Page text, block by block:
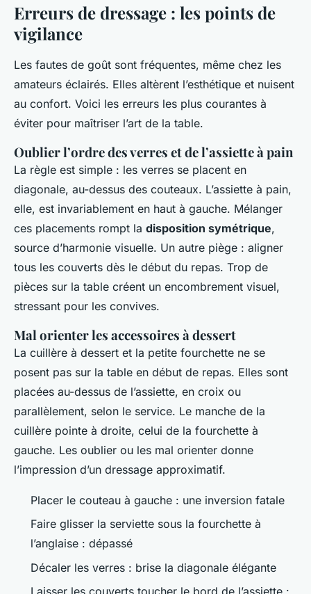
Erreurs de dressage : les points de
vigilance
Les fautes de goût sont fréquentes, même chez les
amateurs éclairés. Elles altèrent l’esthétique et nuisent
au confort. Voici les erreurs les plus courantes à
éviter pour maîtriser l’art de la table.
Oublier l’ordre des verres et de l’assiette à pain
La règle est simple : les verres se placent en
diagonale, au-dessus des couteaux. L’assiette à pain,
elle, est invariablement en haut à gauche. Mélanger
ces placements rompt la disposition symétrique,
source d’harmonie visuelle. Un autre piège : aligner
tous les couverts dès le début du repas. Trop de
pièces sur la table créent un encombrement visuel,
stressant pour les convives.
Mal orienter les accessoires à dessert
La cuillère à dessert et la petite fourchette ne se
posent pas sur la table en début de repas. Elles sont
placées au-dessus de l’assiette, en croix ou
parallèlement, selon le service. Le manche de la
cuillère pointe à droite, celui de la fourchette à
gauche. Les oublier ou les mal orienter donne
l’impression d’un dressage approximatif.
Placer le couteau à gauche : une inversion fatale
Faire glisser la serviette sous la fourchette à
l’anglaise : dépassé
Décaler les verres : brise la diagonale élégante
Laisser les couverts toucher le bord de l’assiette :